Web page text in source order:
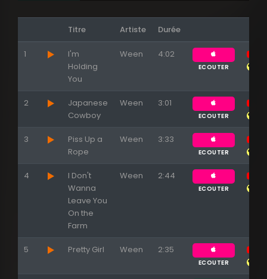
Appuyez sur ENTREE pour valider...
Titre Artiste Durée
1
I'm
Holding
You
Ween 4:02
ECOUTER
2
Japanese
Cowboy
Ween 3:01
ECOUTER
3
Piss Up a
Rope
Ween 3:33
ECOUTER
4
I Don't
Wanna
Leave You
On the
Farm
Ween 2:44
ECOUTER
5 Pretty Girl Ween 2:35
ECOUTER